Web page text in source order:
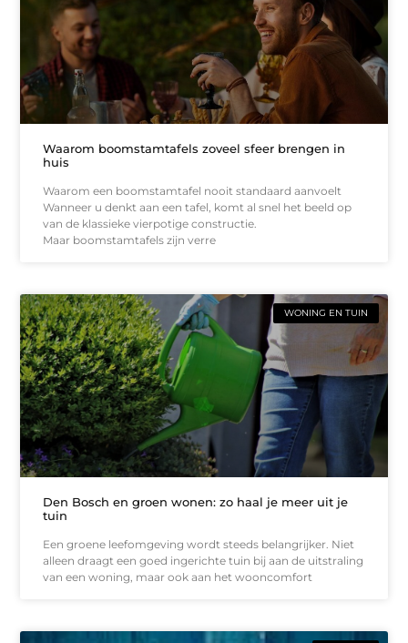
Waarom boomstamtafels zoveel sfeer brengen in
huis
Waarom een boomstamtafel nooit standaard aanvoelt
Wanneer u denkt aan een tafel, komt al snel het beeld op
van de klassieke vierpotige constructie.
Maar boomstamtafels zijn verre
WONING EN TUIN
Den Bosch en groen wonen: zo haal je meer uit je
tuin
Een groene leefomgeving wordt steeds belangrijker. Niet
alleen draagt een goed ingerichte tuin bij aan de uitstraling
van een woning, maar ook aan het wooncomfort